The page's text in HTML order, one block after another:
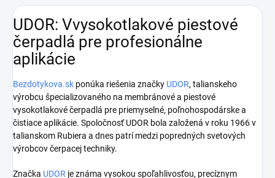
UDOR: Vvysokotlakové piestové
čerpadlá pre profesionálne
aplikácie
Bezdotykova.sk ponúka riešenia značky UDOR, talianskeho
výrobcu špecializovaného na membránové a piestové
vysokotlakové čerpadlá pre priemyselné, poľnohospodárske a
čistiace aplikácie. Spoločnosť UDOR bola založená v roku 1966 v
talianskom Rubiera a dnes patrí medzi popredných svetových
výrobcov čerpacej techniky.
Značka UDOR je známa vysokou spoľahlivosťou, precíznym